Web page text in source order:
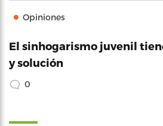
Opiniones
El sinhogarismo juvenil
y solución
0